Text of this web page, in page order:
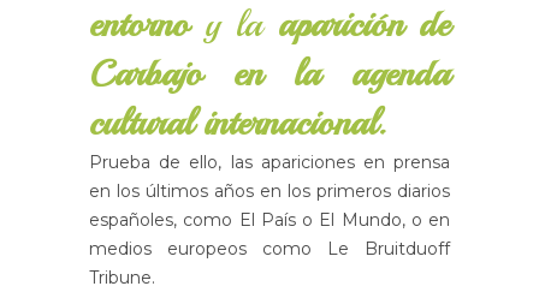
entornoy la aparición de
Carbajo en la agenda
cultural internacional.
Prueba de ello, las apariciones en prensa
en los últimos años en los primeros diarios
españoles, como El País o El Mundo, o en
medios europeos como Le Bruitduoff
Tribune.